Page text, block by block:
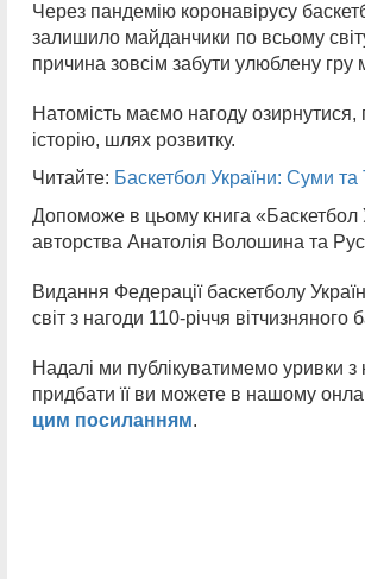
Через пандемію коронавірусу
залишило майданчики по всьому
причина зовсім забути улюблену гру
Натомість маємо нагоду озирнутися,
історію, шлях розвитку.
Читайте: Баскетбол України: Суми та
Допоможе в цьому книга «Баскетбол
авторства Анатолія Волошина та
Видання Федерації баскетболу
світ з нагоди 110-річчя вітчизняного
Надалі ми публікуватимемо уривки з
придбати її ви можете в нашому
цим посиланням.